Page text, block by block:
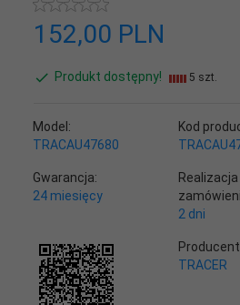
152,00 PLN
Produkt dostępny! 5 szt.
Model:
TRACAU47680
Kod
Gwarancja:
24 miesięcy
Realizacja
2 dni
TRACER